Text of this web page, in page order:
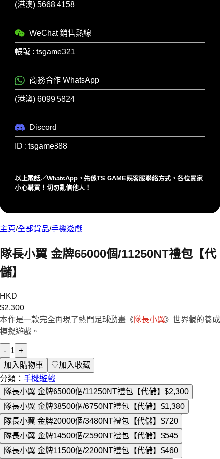
(港澳) 5668 4158
WeChat 銷售熱線
帳號 : tsgame321
商務合作 WhatsApp
(港澳) 6099 5824
Discord
ID : tsgame888
以上電話／WhatsApp，先係TS GAME既客服聯絡⽅式，各位買家
⼩⼼購買！切勿亂信他⼈！
主頁/全部貨品/手機遊戲
隊長小翼 金牌65000個/11250NT禮包【代
儲】
HKD
$2,300
本作是一款完全再現了熱門足球動畫《 隊長小翼》世界觀的養成
模擬遊戲。
- 1 +
加入購物車
♡加入收藏
分類： 手機遊戲
隊長小翼 金牌65000個/11250NT禮包【代儲】 $2,300
隊長小翼 金牌38500個/6750NT禮包【代儲】 $1,380
隊長小翼 金牌20000個/3480NT禮包【代儲】 $720
隊長小翼 金牌14500個/2590NT禮包【代儲】 $545
隊長小翼 金牌11500個/2200NT禮包【代儲】 $460